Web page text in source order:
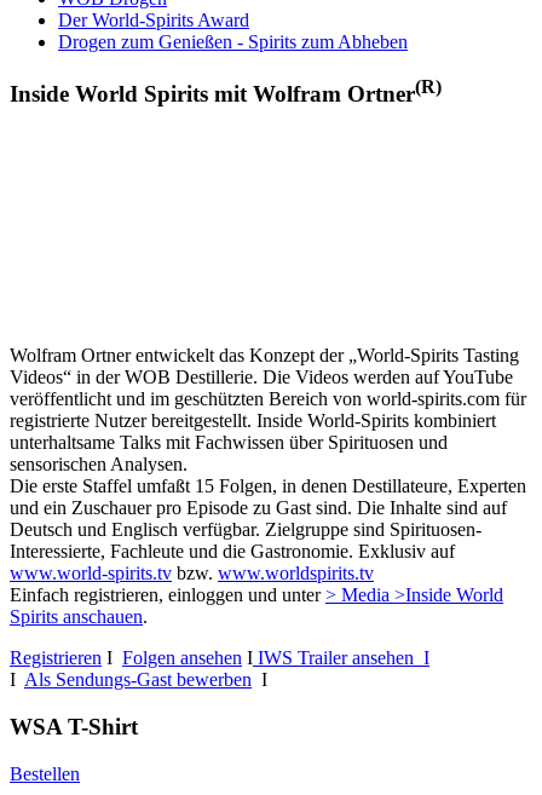
Der World-Spirits Award
Drogen zum Genießen - Spirits zum Abheben
Inside World Spirits mit Wolfram Ortner(R)
Wolfram Ortner entwickelt das Konzept der „World-Spirits Tasting
Videos“ in der WOB Destillerie. Die Videos werden auf YouTube
veröffentlicht und im geschützten Bereich von world-spirits.com für
registrierte Nutzer bereitgestellt. Inside World-Spirits kombiniert
unterhaltsame Talks mit Fachwissen über Spirituosen und
sensorischen Analysen.
Die erste Staffel umfaßt 15 Folgen, in denen Destillateure, Experten
und ein Zuschauer pro Episode zu Gast sind. Die Inhalte sind auf
Deutsch und Englisch verfügbar. Zielgruppe sind Spirituosen-
Interessierte, Fachleute und die Gastronomie. Exklusiv auf
www.world-spirits.tv bzw. www.worldspirits.tv
Einfach registrieren, einloggen und unter> Media >Inside World
Spirits anschauen.
Registrieren I Folgen ansehen I IWS Trailer ansehen I
I Als Sendungs-Gast bewerben I
WSA T-Shirt
Bestellen